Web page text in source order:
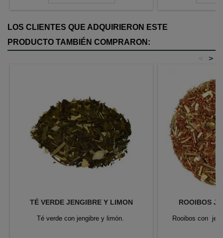
LOS CLIENTES QUE ADQUIRIERON ESTE
PRODUCTO TAMBIÉN COMPRARON:
>
<
TÉ VERDE JENGIBRE Y LIMON
Té verde con jengibre y limón.
ROOIBOS
Rooibos con